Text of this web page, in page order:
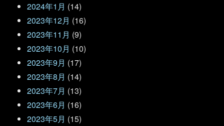
2024年1月 (14)
2023年12月 (16)
2023年11月 (9)
2023年10月 (10)
2023年9月 (17)
2023年8月 (14)
2023年7月 (13)
2023年6月 (16)
2023年5月 (15)